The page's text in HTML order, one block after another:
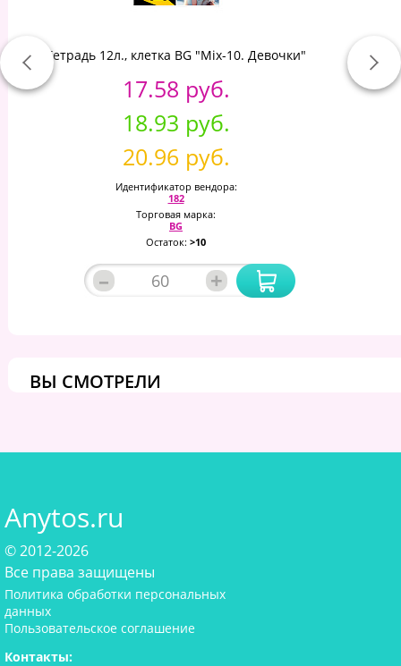
Тетрадь 12л., клетка BG "Mix-10. Девочки"
17.58 руб.
18.93 руб.
20.96 руб.
Идентификатор вендора:
182
Торговая марка:
BG
Остаток: >10
– +
ВЫ СМОТРЕЛИ
Anytos.ru
© 2012-2026
Все права защищены
Политика обработки персональных
данных
Пользовательское соглашение
Контакты: